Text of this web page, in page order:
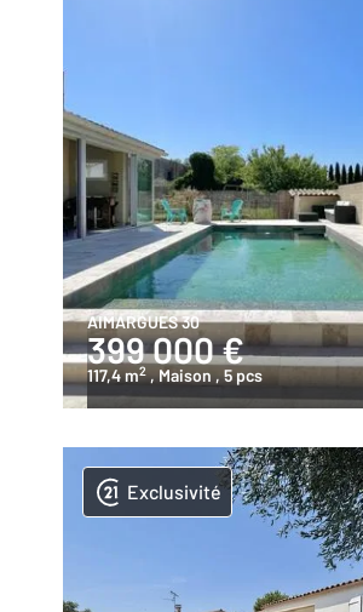
AIMARGUES 30
399 000 €
117,4 m2 , Maison , 5 pcs
Exclusivité